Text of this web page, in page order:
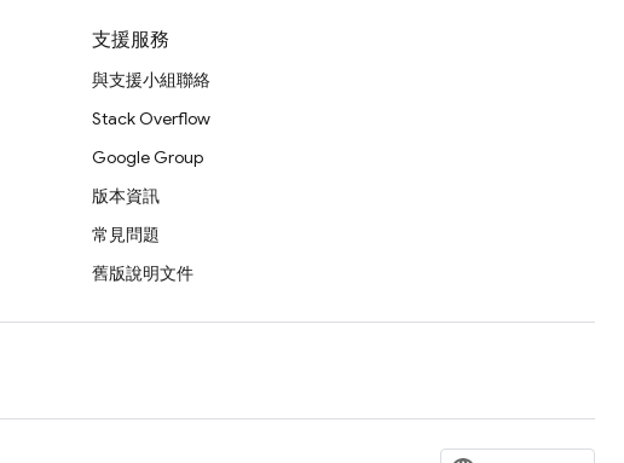
支援服務
與支援小組聯絡
Stack Overflow
Google Group
版本資訊
常見問題
舊版說明文件